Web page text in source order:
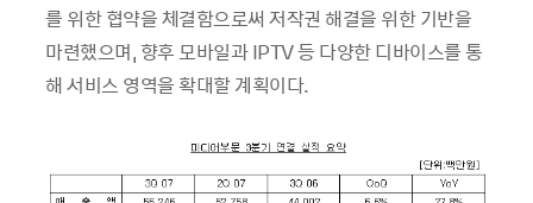
를 위한 협약을 체결함으로써 저작권 해결을 위한 기반을
마련했으며, 향후 모바일과 IPTV 등 다양한 디바이스를 통
해 서비스 영역을 확대할 계획이다.